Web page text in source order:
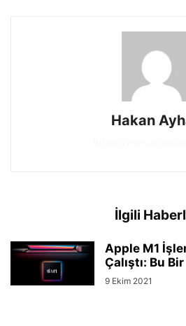
Hakan
İlgili
Apple M1
Çalıştı: Bu
9 Ekim 2021